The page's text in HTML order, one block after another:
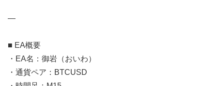
—
■ EA概要
・EA名：御岩（おいわ）
・通貨ペア：BTCUSD